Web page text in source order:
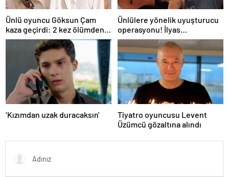
Ünlü oyuncu Göksun Çam
kaza geçirdi: 2 kez ölümden
döndüm
Ünlülere yönelik uyuşturucu
operasyonu! İlyas
Yalçıntaş'tan ilk açıklama
‘Kızımdan uzak duracaksın'
Tiyatro oyuncusu Levent
Üzümcü gözaltına alındı